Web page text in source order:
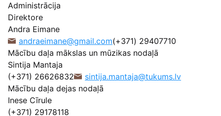
Administrācija
Direktore
Andra Eimane
andraeimane@gmail.com(+371) 29407710
Mācību daļa mākslas un mūzikas nodaļā
Sintija Mantaja
(+371) 26626832
sintija.mantaja@tukums.lv
Mācību daļa dejas nodaļā
Inese Cīrule
(+371) 29178118